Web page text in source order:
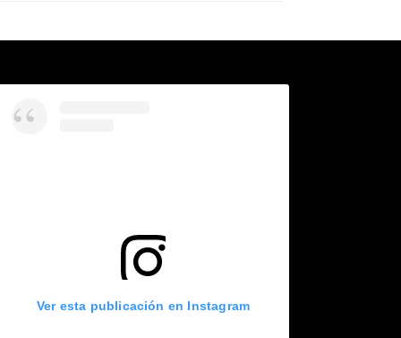
Ver esta publicación en Instagram